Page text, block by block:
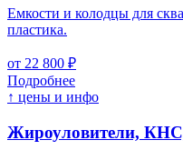
Емкости и колодцы для
пластика.
от 22 800 ₽
Подробнее
↑ цены и инфо
Жироуловители,